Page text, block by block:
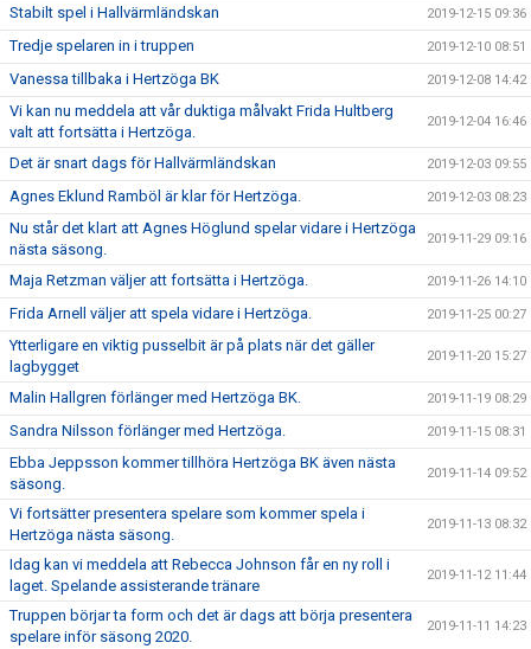
Stabilt spel i Hallvärmländskan 2019-12-15 09:36
Tredje spelaren in i truppen 2019-12-10 08:51
Vanessa tillbaka i Hertzöga BK 2019-12-08 14:42
Vi kan nu meddela att vår duktiga målvakt Frida Hultberg
valt att fortsätta i Hertzöga.
2019-12-04 16:46
Det är snart dags för Hallvärmländskan 2019-12-03 09:55
Agnes Eklund Ramböl är klar för Hertzöga. 2019-12-03 08:23
Nu står det klart att Agnes Höglund spelar vidare i Hertzöga
nästa säsong.
2019-11-29 09:16
Maja Retzman väljer att fortsätta i Hertzöga. 2019-11-26 14:10
Frida Arnell väljer att spela vidare i Hertzöga. 2019-11-25 00:27
Ytterligare en viktig pusselbit är på plats när det gäller
lagbygget
2019-11-20 15:27
Malin Hallgren förlänger med Hertzöga BK. 2019-11-19 08:29
Sandra Nilsson förlänger med Hertzöga. 2019-11-15 08:31
Ebba Jeppsson kommer tillhöra Hertzöga BK även nästa
säsong.
2019-11-14 09:52
Vi fortsätter presentera spelare som kommer spela i
Hertzöga nästa säsong.
2019-11-13 08:32
Idag kan vi meddela att Rebecca Johnson får en ny roll i
laget. Spelande assisterande tränare
2019-11-12 11:44
Truppen börjar ta form och det är dags att börja presentera
spelare inför säsong 2020.
2019-11-11 14:23